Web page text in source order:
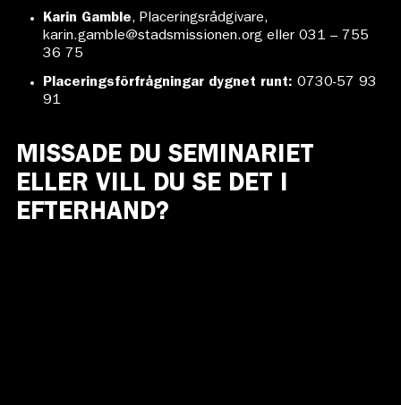
Karin Gamble, Placeringsrådgivare,
karin.gamble@stadsmissionen.orgeller 031 – 755
36 75
Placeringsförfrågningar dygnet runt: 0730-57 93
91
MISSADE DU SEMINARIET
ELLER VILL DU SE DET I
EFTERHAND?